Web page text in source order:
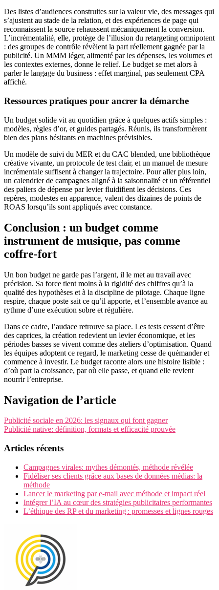
Des listes d’audiences construites sur la valeur vie, des messages qui
s’ajustent au stade de la relation, et des expériences de page qui
reconnaissent la source rehaussent mécaniquement la conversion.
L’incrémentalité, elle, protège de l’illusion du retargeting omnipotent
: des groupes de contrôle révèlent la part réellement gagnée par la
publicité. Un MMM léger, alimenté par les dépenses, les volumes et
les contextes externes, donne le relief. Le budget se met alors à
parler le langage du business : effet marginal, pas seulement CPA
affiché.
Ressources pratiques pour ancrer la démarche
Un budget solide vit au quotidien grâce à quelques actifs simples :
modèles, règles d’or, et guides partagés. Réunis, ils transformèrent
bien des plans hésitants en machines prévisibles.
Un modèle de suivi du MER et du CAC blended, une bibliothèque
créative vivante, un protocole de test clair, et un manuel de mesure
incrémentale suffisent à changer la trajectoire. Pour aller plus loin,
un calendrier de campagnes aligné à la saisonnalité et un référentiel
des paliers de dépense par levier fluidifient les décisions. Ces
repères, modestes en apparence, valent des dizaines de points de
ROAS lorsqu’ils sont appliqués avec constance.
Conclusion : un budget comme
instrument de musique, pas comme
coffre-fort
Un bon budget ne garde pas l’argent, il le met au travail avec
précision. Sa force tient moins à la rigidité des chiffres qu’à la
qualité des hypothèses et à la discipline de pilotage. Chaque ligne
respire, chaque poste sait ce qu’il apporte, et l’ensemble avance au
rythme d’une exécution sobre et régulière.
Dans ce cadre, l’audace retrouve sa place. Les tests cessent d’être
des caprices, la création redevient un levier économique, et les
périodes basses se vivent comme des ateliers d’optimisation. Quand
les équipes adoptent ce regard, le marketing cesse de quémander et
commence à investir. Le budget raconte alors une histoire lisible :
d’où part la croissance, par où elle passe, et quand elle revient
nourrir l’entreprise.
Navigation de l’article
Publicité sociale en 2026: les signaux qui font gagner
Publicité native: définition, formats et efficacité prouvée
Articles récents
Campagnes virales: mythes démontés, méthode révélée
Fidéliser ses clients grâce aux bases de données médias: la
méthode
Lancer le marketing par e-mail avec méthode et impact réel
Intégrer l’IA au cœur des stratégies publicitaires performantes
L’éthique des RP et du marketing : promesses et lignes rouges